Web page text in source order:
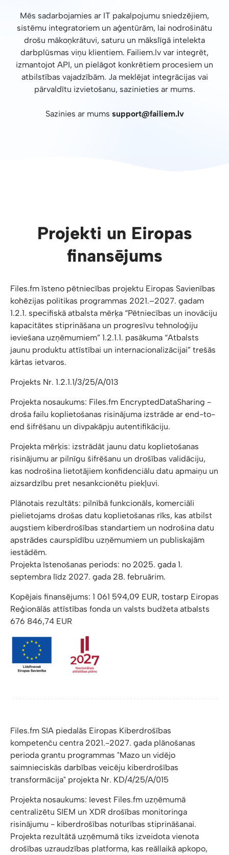
Mēs sadarbojamies ar IT pakalpojumu sniedzējiem,
sistēmu integratoriem un aģentūrām, lai nodrošinātu
drošu mākoņkrātuvi, saturu un mākslīgā intelekta
darbplūsmas viņu klientiem. Failiem.lv var integrēt,
izmantojot API, un pielāgot konkrētiem procesiem un
atbilstības vajadzībām. Ja meklējat integrācijas vai
pārvaldītu izvietošanu, sazinieties ar mums.
Sazinies ar mums support@failiem.lv
Projekti un Eiropas
finansējums
Files.fm īsteno pētniecības projektu Eiropas Savienības
kohēzijas politikas programmas 2021.–2027. gadam
1.2.1. specifiskā atbalsta mērķa “Pētniecības un inovāciju
kapacitātes stiprināšana un progresīvu tehnoloģiju
ieviešana uzņēmumiem” 1.2.1.1. pasākuma “Atbalsts
jaunu produktu attīstībai un internacionalizācijai” trešās
kārtas ietvaros.
Projekts Nr. 1.2.1.1/3/25/A/013
Projekta nosaukums: Files.fm EncryptedDataSharing -
droša failu koplietošanas risinājuma izstrāde ar end-to-
end šifrēšanu un divpakāpju autentifikāciju.
Projekta mērķis: izstrādāt jaunu datu koplietošanas
risinājumu ar pilnīgu šifrēšanu un drošības validāciju,
kas nodrošina lietotājiem konfidenciālu datu apmaiņu un
aizsardzību pret nesankcionētu piekļuvi.
Plānotais rezultāts: pilnībā funkcionāls, komerciāli
pielietojams drošas datu koplietošanas rīks, kas atbilst
augstiem kiberdrošības standartiem un nodrošina datu
apstrādes caurspīdību uzņēmumiem un publiskajām
iestādēm.
Projekta īstenošanas periods: no 2025. gada 1.
septembra līdz 2027. gada 28. februārim.
Kopējais finansējums: 1 061 594,09 EUR, tostarp Eiropas
Reģionālās attīstības fonda un valsts budžeta atbalsts
676 846,74 EUR
Files.fm SIA piedalās Eiropas Kiberdrošības
kompetenču centra 2021.-2027. gada plānošanas
perioda grantu programmas "Mazo un vidējo
saimnieciskās darbības veicēju kiberdrošības
transformācija" projekta Nr. KD/4/25/A/015
Projekta nosaukums: Ievest Files.fm uzņēmumā
centralizētu SIEM un XDR drošības monitoringa
risinājumu - kiberdrošības noturības stiprināšanai.
Projekta rezultātā uzņēmumā tiks izveidota vienota
drošības uzraudzības platforma, kas reāllaikā apkopo,